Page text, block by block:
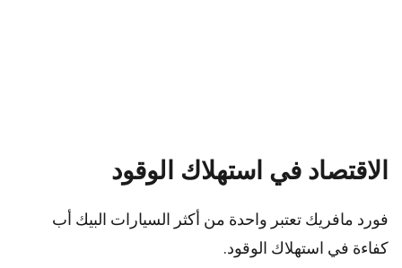
الاقتصاد في استهلاك الوقود
فورد مافريك تعتبر واحدة من أكثر السيارات البيك أب
كفاءة في استهلاك الوقود.